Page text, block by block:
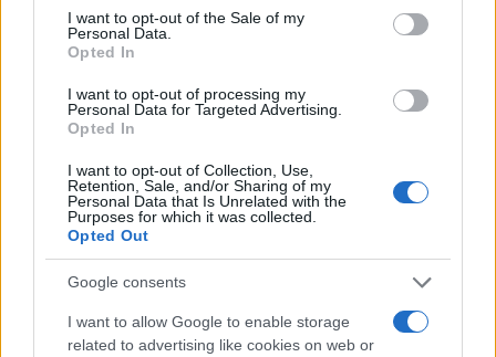
consent section.
I want to opt-out of the Sale of my
Personal Data.
Opted In
I want to opt-out of processing my
Personal Data for Targeted Advertising.
Opted In
I want to opt-out of Collection, Use,
Retention, Sale, and/or Sharing of my
Personal Data that Is Unrelated with the
Purposes for which it was collected.
Opted Out
Google consents
I want to allow Google to enable storage
related to advertising like cookies on web or
Opozorilo:
posameznik kazensko odgovoren za javno spodbujanje
sovraštva, nasilja ali nestrpnosti. Komentarji z žaljivimi,
rasističnimi, diskriminatornimi ali nezakonitimi vsebinami bodo
Failed to fetch
Prevalje